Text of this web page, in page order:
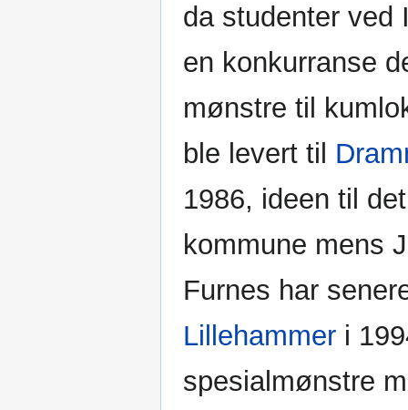
da studenter ved
en konkurranse
mønstre til
ble levert til
1986, ideen til
kommune mens
Furnes har
Lillehammer i
spesialmønstre